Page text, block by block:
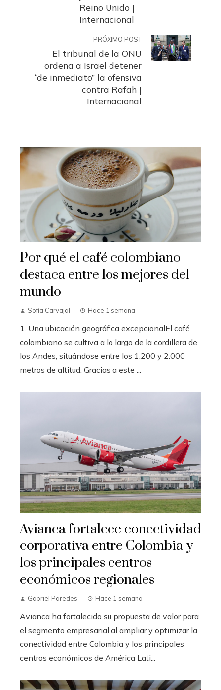
Reino Unido |
Internacional
PRÓXIMO POST
El tribunal de la ONU
ordena a Israel detener
“de inmediato” la ofensiva
contra Rafah |
Internacional
Por qué el café colombiano
destaca entre los mejores del
mundo
Sofía Carvajal Hace 1 semana
1. Una ubicación geográfica excepcionalEl café
colombiano se cultiva a lo largo de la cordillera de
los Andes, situándose entre los 1.200 y 2.000
metros de altitud. Gracias a este ...
Avianca fortalece conectividad
corporativa entre Colombia y
los principales centros
económicos regionales
Gabriel Paredes Hace 1 semana
Avianca ha fortalecido su propuesta de valor para
el segmento empresarial al ampliar y optimizar la
conectividad entre Colombia y los principales
centros económicos de América Lati...